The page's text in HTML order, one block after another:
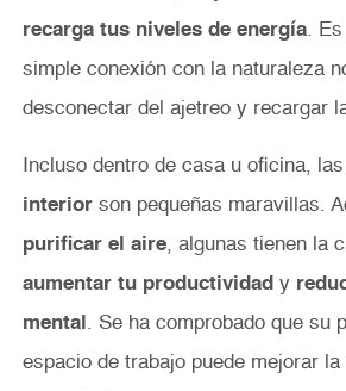
recarga tus niveles de energía. Es
simple conexión con la naturaleza
desconectar del ajetreo y recargar
Incluso dentro de casa u oficina, las
interiorson pequeñas maravillas.
purificar el aire, algunas tienen la
aumentar tu productividad y
mental . Se ha comprobado que su
espacio de trabajo puede mejorar la